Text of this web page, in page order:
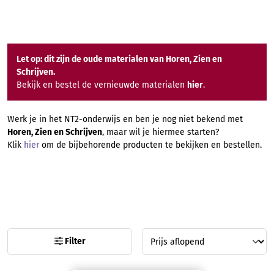
Let op: dit zijn de oude materialen van Horen, Zien en
Schrijven.
Bekijk en bestel de vernieuwde materialen hier.
Werk je in het NT2-onderwijs en ben je nog niet bekend met
Horen, Zien en Schrijven, maar wil je hiermee starten?
Klik hierom de bijbehorende producten te bekijken en bestellen.
Filter